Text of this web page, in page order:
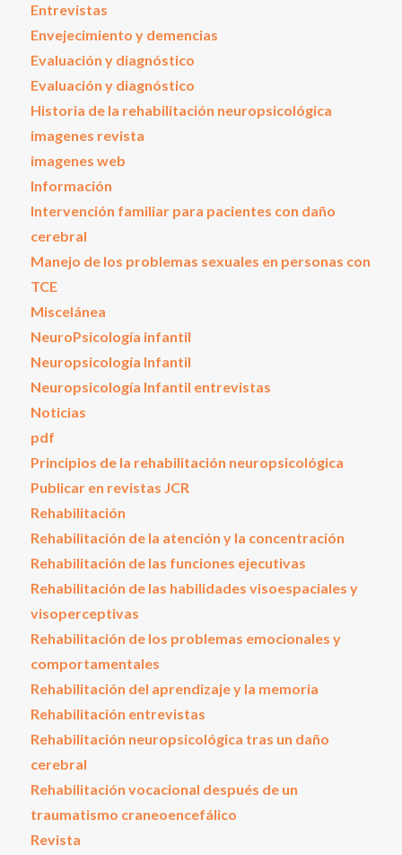
Entrevistas
Envejecimiento y demencias
Evaluación y diagnóstico
Evaluación y diagnóstico
Historia de la rehabilitación neuropsicológica
imagenes revista
imagenes web
Información
Intervención familiar para pacientes con daño
cerebral
Manejo de los problemas sexuales en personas con
TCE
Miscelánea
NeuroPsicología infantil
Neuropsicología Infantil
Neuropsicología Infantil entrevistas
Noticias
pdf
Principios de la rehabilitación neuropsicológica
Publicar en revistas JCR
Rehabilitación
Rehabilitación de la atención y la concentración
Rehabilitación de las funciones ejecutivas
Rehabilitación de las habilidades visoespaciales y
visoperceptivas
Rehabilitación de los problemas emocionales y
comportamentales
Rehabilitación del aprendizaje y la memoria
Rehabilitación entrevistas
Rehabilitación neuropsicológica tras un daño
cerebral
Rehabilitación vocacional después de un
traumatismo craneoencefálico
Revista